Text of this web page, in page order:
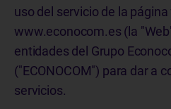
uso del servicio de la página
www.econocom.es (la
entidades del Grupo
("ECONOCOM") para dar a
servicios.